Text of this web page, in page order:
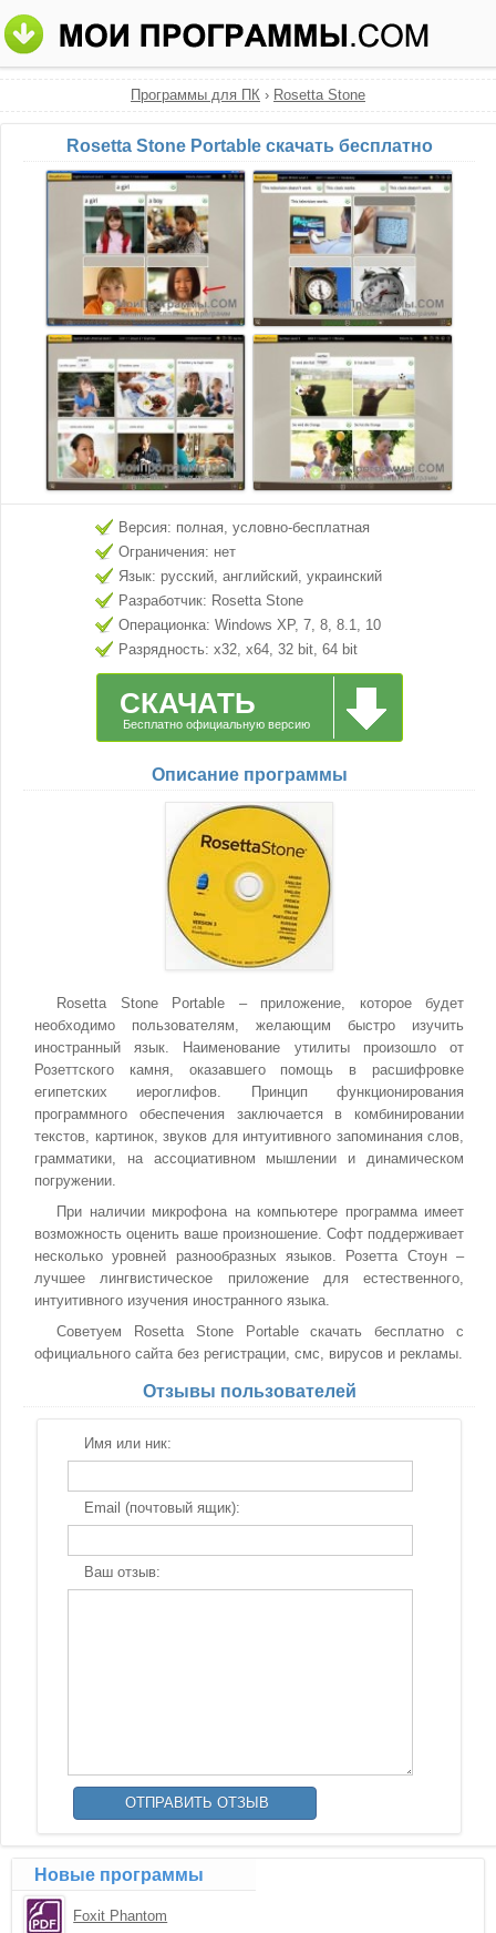
Программы для ПК › Rosetta Stone
Rosetta Stone Portable скачать бесплатно
Версия: полная, условно-бесплатная
Ограничения: нет
Язык: русский, английский, украинский
Разработчик: Rosetta Stone
Операционка: Windows XP, 7, 8, 8.1, 10
Разрядность: x32, x64, 32 bit, 64 bit
СКАЧАТЬ
Бесплатно официальную версию
Описание программы
Rosetta Stone Portable – приложение, которое будет
необходимо пользователям, желающим быстро изучить
иностранный язык. Наименование утилиты произошло от
Розеттского камня, оказавшего помощь в расшифровке
египетских иероглифов. Принцип функционирования
программного обеспечения заключается в комбинировании
текстов, картинок, звуков для интуитивного запоминания слов,
грамматики, на ассоциативном мышлении и динамическом
погружении.
При наличии микрофона на компьютере программа имеет
возможность оценить ваше произношение. Софт поддерживает
несколько уровней разнообразных языков. Розетта Стоун –
лучшее лингвистическое приложение для естественного,
интуитивного изучения иностранного языка.
Советуем Rosetta Stone Portable скачать бесплатно с
официального сайта без регистрации, смс, вирусов и рекламы.
Отзывы пользователей
Имя или ник:
Email (почтовый ящик):
Ваш отзыв:
Новые программы
Foxit Phantom